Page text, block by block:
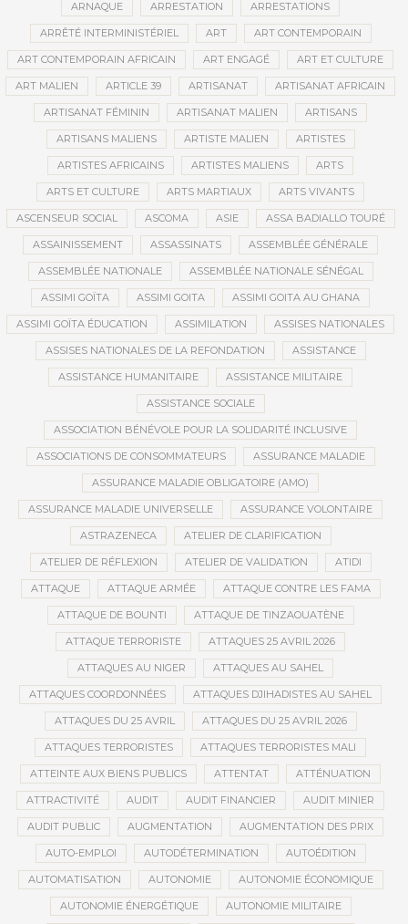
ARNAQUE ARRESTATION ARRESTATIONS
ARRÊTÉ INTERMINISTÉRIEL ART ART CONTEMPORAIN
ART CONTEMPORAIN AFRICAIN ART ENGAGÉ ART ET CULTURE
ART MALIEN ARTICLE 39 ARTISANAT ARTISANAT AFRICAIN
ARTISANAT FÉMININ ARTISANAT MALIEN ARTISANS
ARTISANS MALIENS ARTISTE MALIEN ARTISTES
ARTISTES AFRICAINS ARTISTES MALIENS ARTS
ARTS ET CULTURE ARTS MARTIAUX ARTS VIVANTS
ASCENSEUR SOCIAL ASCOMA ASIE ASSA BADIALLO TOURÉ
ASSAINISSEMENT ASSASSINATS ASSEMBLÉE GÉNÉRALE
ASSEMBLÉE NATIONALE ASSEMBLÉE NATIONALE SÉNÉGAL
ASSIMI GOÏTA ASSIMI GOITA ASSIMI GOITA AU GHANA
ASSIMI GOÏTA ÉDUCATION ASSIMILATION ASSISES NATIONALES
ASSISES NATIONALES DE LA REFONDATION ASSISTANCE
ASSISTANCE HUMANITAIRE ASSISTANCE MILITAIRE
ASSISTANCE SOCIALE
ASSOCIATION BÉNÉVOLE POUR LA SOLIDARITÉ INCLUSIVE
ASSOCIATIONS DE CONSOMMATEURS ASSURANCE MALADIE
ASSURANCE MALADIE OBLIGATOIRE (AMO)
ASSURANCE MALADIE UNIVERSELLE ASSURANCE VOLONTAIRE
ASTRAZENECA ATELIER DE CLARIFICATION
ATELIER DE RÉFLEXION ATELIER DE VALIDATION ATIDI
ATTAQUE ATTAQUE ARMÉE ATTAQUE CONTRE LES FAMA
ATTAQUE DE BOUNTI ATTAQUE DE TINZAOUATÈNE
ATTAQUE TERRORISTE ATTAQUES 25 AVRIL 2026
ATTAQUES AU NIGER ATTAQUES AU SAHEL
ATTAQUES COORDONNÉES ATTAQUES DJIHADISTES AU SAHEL
ATTAQUES DU 25 AVRIL ATTAQUES DU 25 AVRIL 2026
ATTAQUES TERRORISTES ATTAQUES TERRORISTES MALI
ATTEINTE AUX BIENS PUBLICS ATTENTAT ATTÉNUATION
ATTRACTIVITÉ AUDIT AUDIT FINANCIER AUDIT MINIER
AUDIT PUBLIC AUGMENTATION AUGMENTATION DES PRIX
AUTO-EMPLOI AUTODÉTERMINATION AUTOÉDITION
AUTOMATISATION AUTONOMIE AUTONOMIE ÉCONOMIQUE
AUTONOMIE ÉNERGÉTIQUE AUTONOMIE MILITAIRE